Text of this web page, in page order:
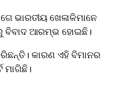
ଭାରତୀୟ ଖେଳାଳିମାନେ
ବିବାଦ ଆରମ୍ଭ ହୋଇଛି।
କାରଣ ଏହି ବିମାନର
ମାଗିଛି।